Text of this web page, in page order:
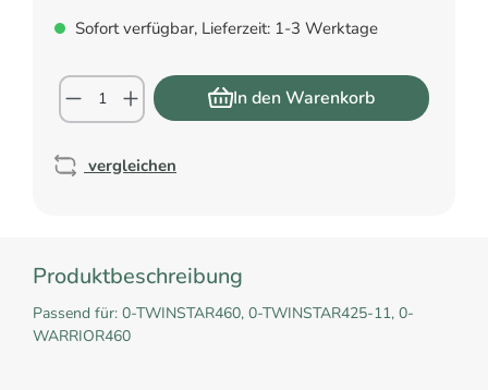
Sofort verfügbar, Lieferzeit: 1-3 Werktage
In den Warenkorb
vergleichen
Produktbeschreibung
Passend für: 0-TWINSTAR460, 0-TWINSTAR425-11, 0-
WARRIOR460